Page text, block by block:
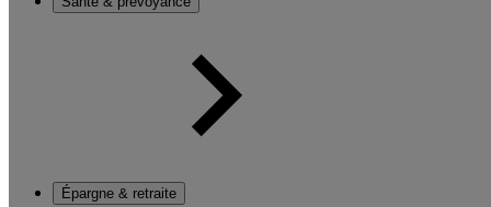
Épargne & retraite